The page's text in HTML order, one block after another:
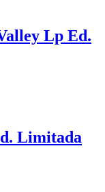
Lp Ed.
Limitada